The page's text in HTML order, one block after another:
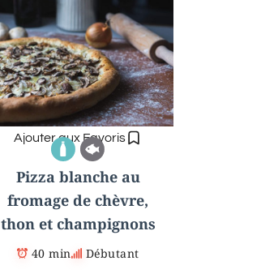
Ajouter aux Favoris
Pizza blanche au
fromage de chèvre,
thon et champignons
40 min Débutant